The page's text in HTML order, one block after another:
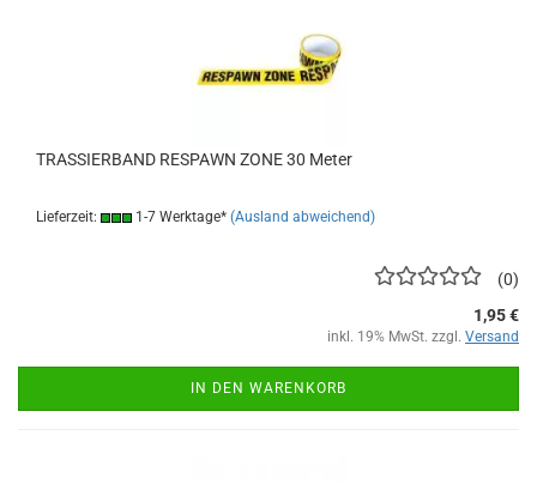
TRASSIERBAND RESPAWN ZONE 30 Meter
Lieferzeit: 1-7 Werktage* (Ausland abweichend)
0
1,95 €
inkl. 19% MwSt. zzgl. Versand
IN DEN WARENKORB